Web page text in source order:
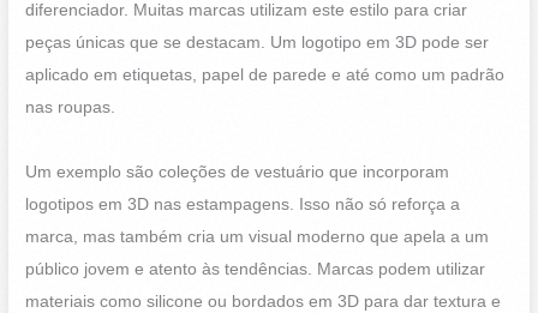
diferenciador. Muitas marcas utilizam este estilo para criar
peças únicas que se destacam. Um logotipo em 3D pode ser
aplicado em etiquetas, papel de parede e até como um padrão
nas roupas.
Um exemplo são coleções de vestuário que incorporam
logotipos em 3D nas estampagens. Isso não só reforça a
marca, mas também cria um visual moderno que apela a um
público jovem e atento às tendências. Marcas podem utilizar
materiais como silicone ou bordados em 3D para dar textura e